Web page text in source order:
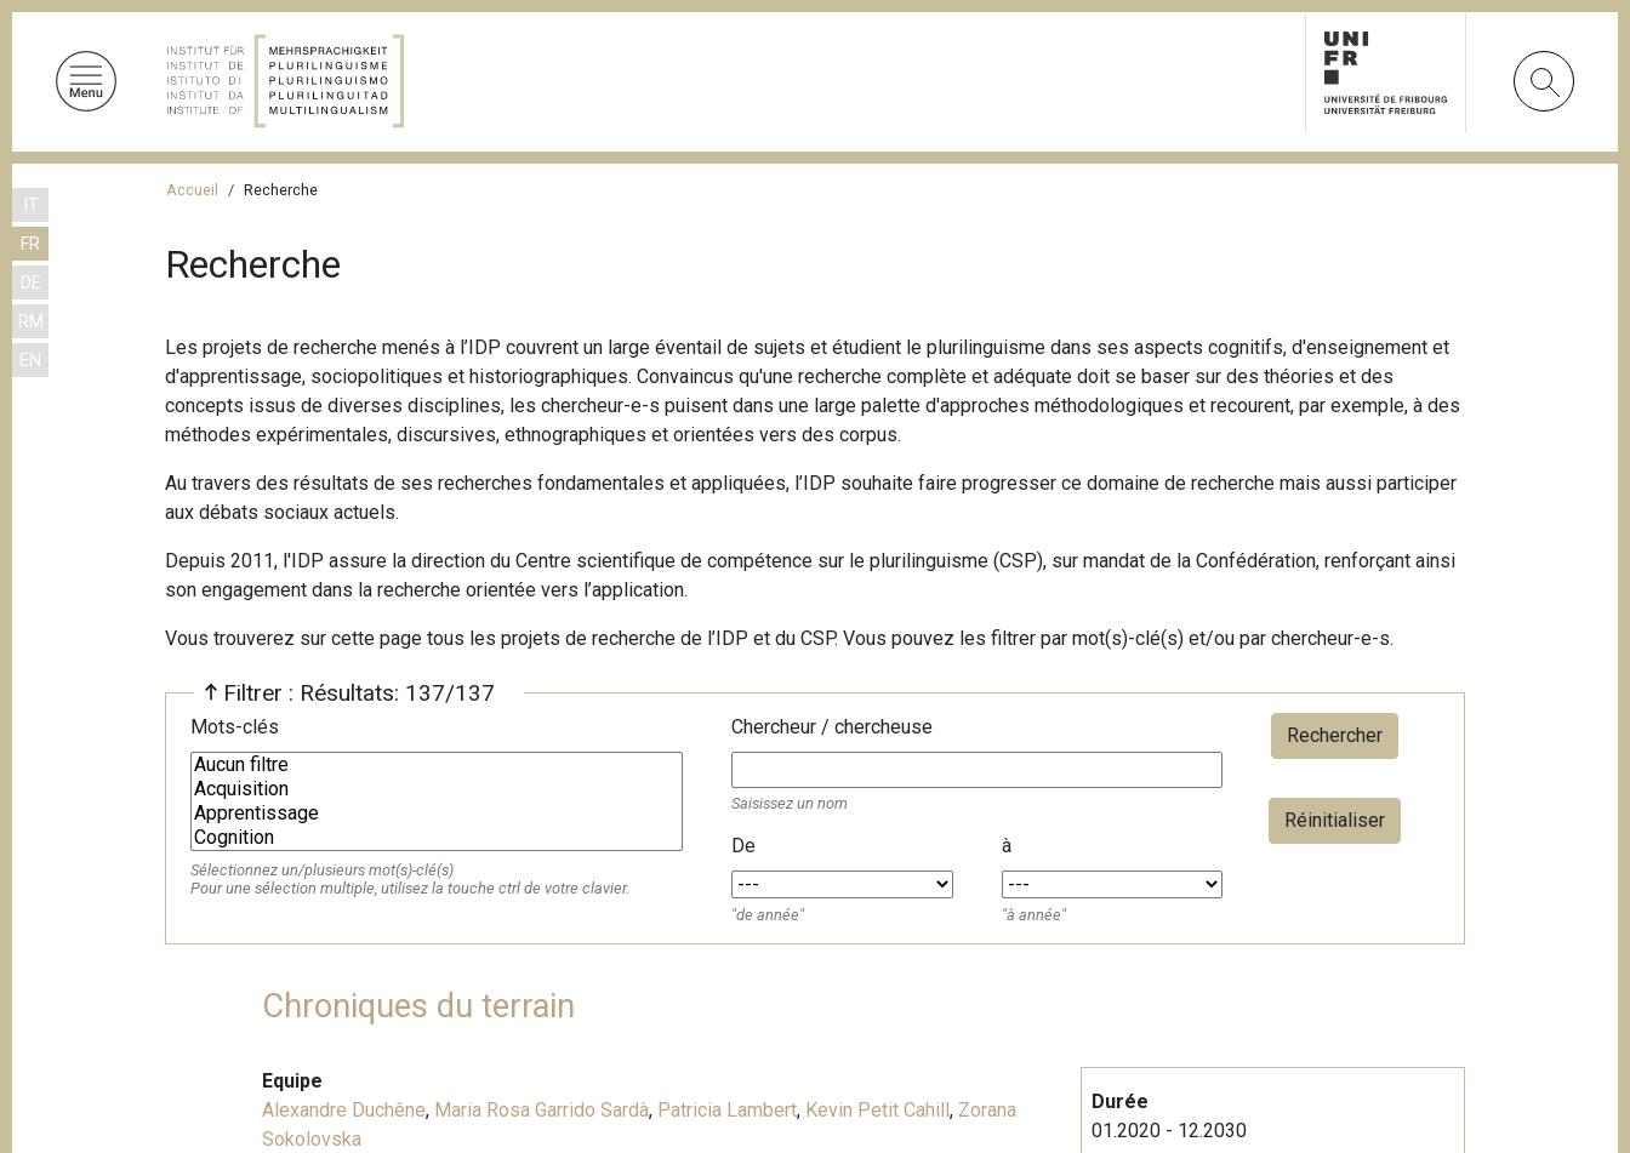
IT
FR
DE
RM
EN
A
Accueil Recherche
Recherche
Les projets de recherche menés à l’IDP couvrent un large éventail de sujets et étudient le plurilinguisme dans ses aspects cognitifs, d'enseignement et
d'apprentissage, sociopolitiques et historiographiques. Convaincus qu'une recherche complète et adéquate doit se baser sur des théories et des
concepts issus de diverses disciplines, les chercheur-e-s puisent dans une large palette d'approches méthodologiques et recourent, par exemple, à des
méthodes expérimentales, discursives, ethnographiques et orientées vers des corpus.
Au travers des résultats de ses recherches fondamentales et appliquées, l’IDP souhaite faire progresser ce domaine de recherche mais aussi participer
aux débats sociaux actuels.
Depuis 2011, l'IDP assure la direction du Centre scientifique de compétence sur le plurilinguisme (CSP), sur mandat de la Confédération, renforçant ainsi
son engagement dans la recherche orientée vers l’application.
Vous trouverez sur cette page tous les projets de recherche de l’IDP et du CSP. Vous pouvez les filtrer par mot(s)-clé(s) et/ou par chercheur-e-s.
Filtrer : Résultats: 137/137
Mots-clés
Sélectionnez un/plusieurs mot(s)-clé(s)
Pour une sélection multiple, utilisez la touche ctrl de votre clavier.
Chercheur / chercheuse
Saisissez un nom
De
"de année"
à
"à année"
Réinitialiser
Chroniques du terrain
Equipe
Alexandre Duchêne, Maria Rosa Garrido Sardà, Patricia Lambert, Kevin Petit Cahill, Zorana
Sokolovska
Durée
01.2020 - 12.2030